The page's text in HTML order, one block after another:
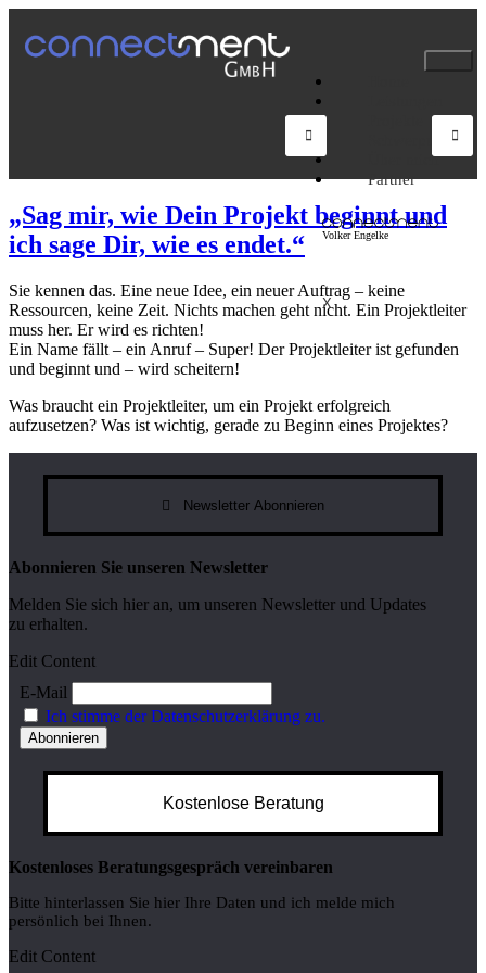
Schwerpunkte
Über mich
Partner
X
„Sag mir, wie Dein Projekt beginnt und
ich sage Dir, wie es endet.“
Sie kennen das. Eine neue Idee, ein neuer Auftrag – keine
Ressourcen, keine Zeit. Nichts machen geht nicht. Ein Projektleiter
muss her. Er wird es richten!
Ein Name fällt – ein Anruf – Super! Der Projektleiter ist gefunden
und beginnt und – wird scheitern!
Was braucht ein Projektleiter, um ein Projekt erfolgreich
aufzusetzen? Was ist wichtig, gerade zu Beginn eines Projektes?
Newsletter Abonnieren
Abonnieren Sie unseren Newsletter
Melden Sie sich hier an, um unseren Newsletter und Updates
zu erhalten.
Edit Content
E-Mail
Ich stimme der Datenschutzerklärung zu.
Kostenlose Beratung
Kostenloses Beratungsgespräch vereinbaren
Bitte hinterlassen Sie hier Ihre Daten und ich melde mich
persönlich bei Ihnen.
Edit Content